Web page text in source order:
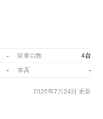
- 駐車台数 4台
- 車高 -
2026年7月24日 更新